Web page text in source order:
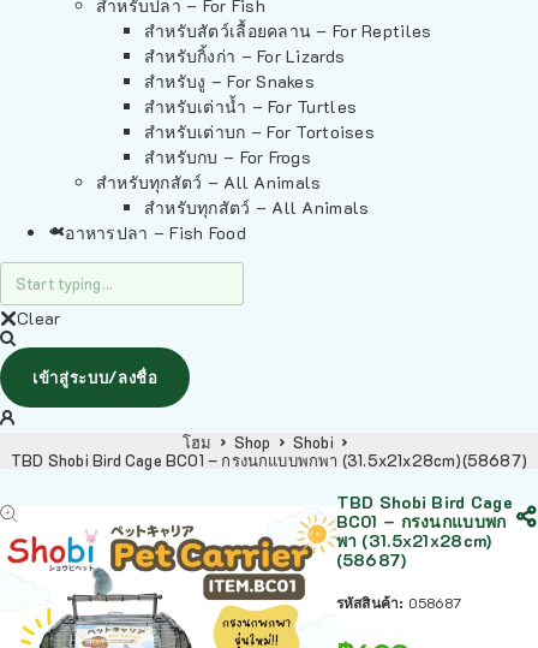
สำหรับปลา – For Fish
สำหรับสัตว์เลื้อยคลาน – For Reptiles
สำหรับกิ้งก่า – For Lizards
สำหรับงู – For Snakes
สำหรับเต่าน้ำ – For Turtles
สำหรับเต่าบก – For Tortoises
สำหรับกบ – For Frogs
สำหรับทุกสัตว์ – All Animals
สำหรับทุกสัตว์ – All Animals
อาหารปลา – Fish Food
Clear
เข้าสู่ระบบ/ลงชื่อ
โฮม Shop
Shobi
TBD Shobi Bird Cage BC01 – กรงนกแบบพกพา (31.5x21x28cm)(58687)
TBD Shobi Bird Cage
BC01 – กรงนกแบบพก
พา (31.5x21x28cm)
(58687)
รหัสสินค้า: 058687